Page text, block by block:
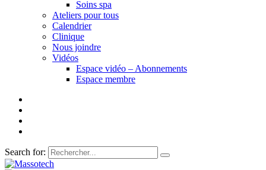
Soins spa
Ateliers pour tous
Calendrier
Clinique
Nous joindre
Vidéos
Espace vidéo – Abonnements
Espace membre
Search for: